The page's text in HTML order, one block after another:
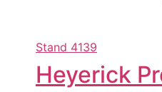
Stand 4139
Heyerick